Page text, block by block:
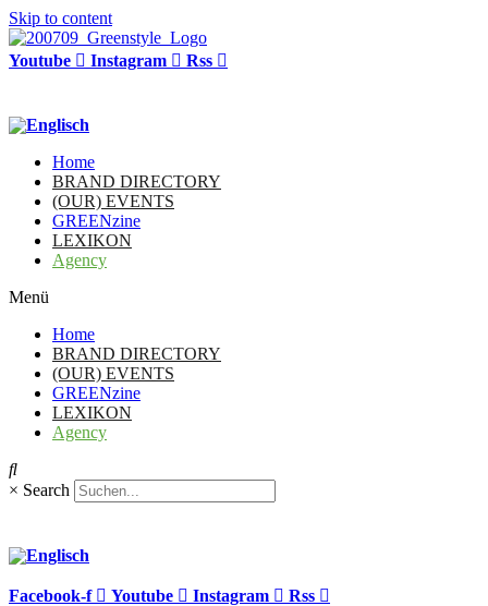
Skip to content
Youtube Instagram Rss
Home
BRAND DIRECTORY
(OUR) EVENTS
GREENzine
LEXIKON
Agency
Menü
Home
BRAND DIRECTORY
(OUR) EVENTS
GREENzine
LEXIKON
Agency
× Search
Facebook-f Youtube Instagram Rss